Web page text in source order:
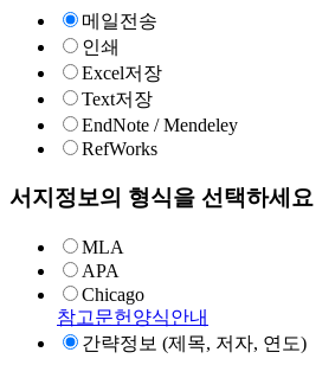
메일전송
인쇄
Excel저장
Text저장
EndNote / Mendeley
RefWorks
서지정보의 형식을 선택하세요
MLA
APA
Chicago
참고문헌양식안내
간략정보 (제목, 저자, 연도)